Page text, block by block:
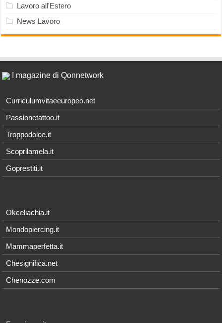
Lavoro all'Estero
News Lavoro
I magazine di Qonnetwork
Curriculumvitaeeuropeo.net
Passionetattoo.it
Troppodolce.it
Scoprilamela.it
Goprestiti.it
Okceliachia.it
Mondopiercing.it
Mammaperfetta.it
Chesignifica.net
Chenozze.com